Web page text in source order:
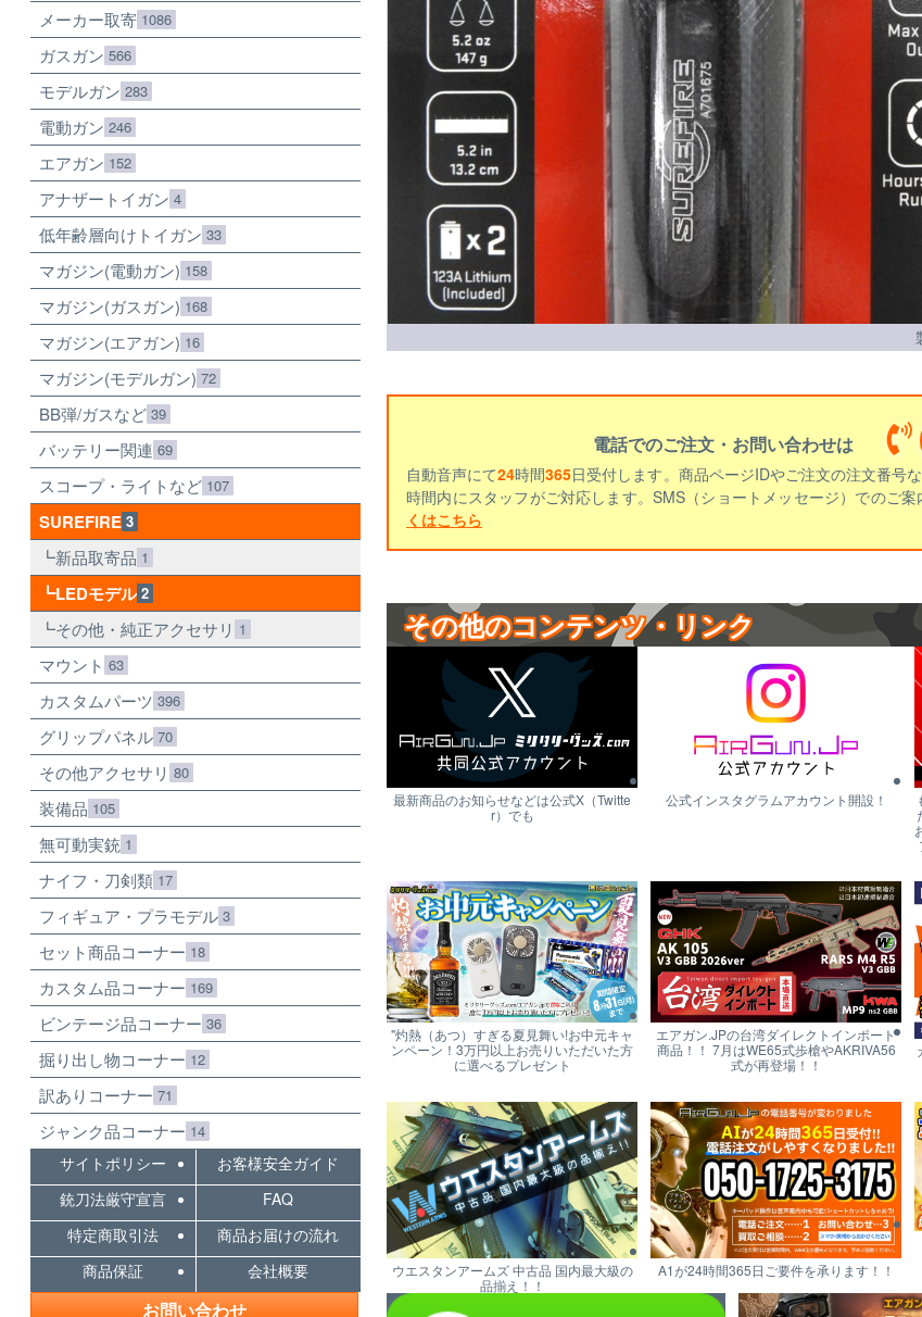
電話でのご注文・お問い合わせは
自動音声にて24時間365日受付します。商品ページIDやご注文の注文番号な
時間内にスタッフがご対応します。SMS（ショートメッセージ）でのご
くはこちら
その他のコンテンツ・リンク
最新商品のお知らせなどは公式X（Twitte
r）でも
公式インスタグラムアカウント開設！
"灼熱（あつ）すぎる夏見舞い!お中元キャ
ンペーン！3万円以上お売りいただいた方
に選べるプレゼント
エアガン.JPの台湾ダイレクトインポート
商品！！ 7月はWE65式歩槍やAKRIVA56
式が再登場！！
ウエスタンアームズ 中古品 国内最大級の
品揃え！！
A1が24時間365日ご要件を承ります！！
メーカー取寄 1086
ガスガン 566
モデルガン 283
電動ガン 246
エアガン 152
アナザートイガン 4
低年齢層向けトイガン 33
マガジン(電動ガン) 158
マガジン(ガスガン) 168
マガジン(エアガン) 16
マガジン(モデルガン) 72
BB弾/ガスなど 39
バッテリー関連 69
スコープ・ライトなど 107
SUREFIRE 3
新品取寄品 1
LEDモデル 2
その他・純正アクセサリ 1
マウント 63
カスタムパーツ 396
グリップパネル 70
その他アクセサリ 80
装備品 105
無可動実銃 1
ナイフ・刀剣類 17
フィギュア・プラモデル 3
セット商品コーナー 18
カスタム品コーナー 169
ビンテージ品コーナー 36
掘り出し物コーナー 12
訳ありコーナー 71
ジャンク品コーナー 14
サイトポリシー
お客様安全ガイド
銃刀法厳守宣言
FAQ
特定商取引法
商品お届けの流れ
商品保証
会社概要
お問い合わせ